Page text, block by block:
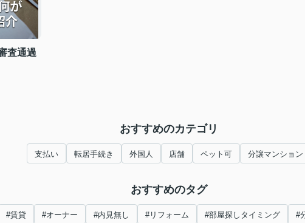
査通過
おすすめのカテゴリ
支払い 転居手続き 外国人 店舗 ペット可 分譲マンション
おすすめのタグ
#賃貸 #オーナー #内見無し #リフォーム #部屋探しタイミング #